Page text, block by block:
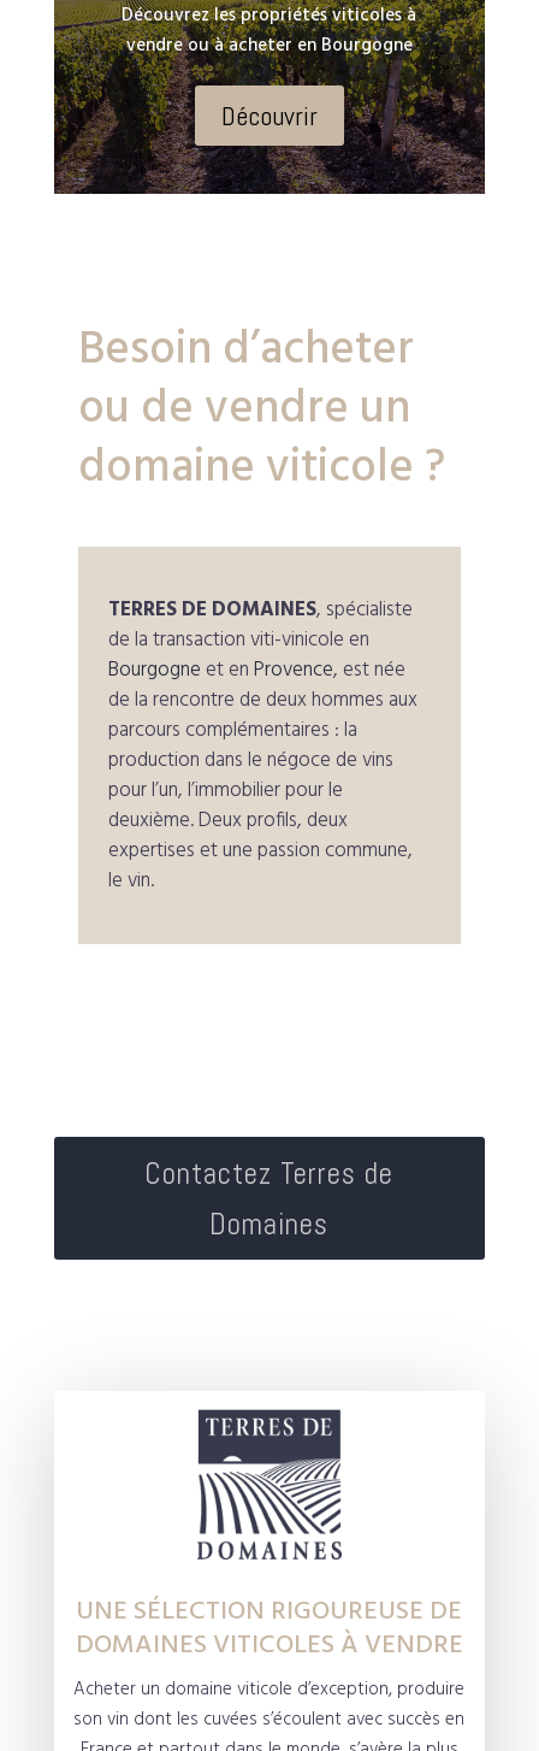
Découvrez les propriétés viticoles à
vendre ou à acheter en Bourgogne
Découvrir
Besoin d’acheter
ou de vendre un
domaine viticole ?
TERRES DE DOMAINES, spécialiste
de la transaction viti-vinicole en
Bourgogne et enProvence, est née
de la rencontre de deux hommes aux
parcours complémentaires : la
production dans le négoce de vins
pour l’un, l’immobilier pour le
deuxième. Deux profils, deux
expertises et une passion commune,
le vin.
Contactez Terres de
Domaines
UNE SÉLECTION RIGOUREUSE DE
DOMAINES VITICOLES À VENDRE
Acheter un domaine viticole d’exception, produire
son vin dont les cuvées s’écoulent avec succès en